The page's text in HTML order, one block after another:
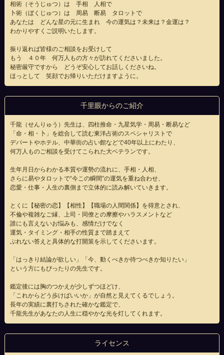
相術（そうじゅつ）は 手相 人相で
卜術（ぼくじゅつ）は 周易 断易 タロットで
あなたは どんな星の元に生まれ 今の運気は？未来は？金運は？
わかりやすくご説明いたします。
振り返れば皆様のご相談をお受けして
もう ４０年 何万人もの方々が訪れてくださいました。
秘密厳守ですから どうぞ安心してお話しくださいね。
ほっとして 笑顔でお帰りいただけますように。
千里眼からのご紹介
千龍（せんりゅう）先生は、四柱推命・九星気学・周易・断易など
「命・相・卜」を総合して読む東洋占術のスペシャリストで
デパートやホテル、中華街の占い館などで40年以上にわたり、
何万人ものご相談を受けてこられた大ベテランです。
生年月日からわかる本質や運勢の流れに、手相・人相、
さらに易やタロットで“今この瞬間”の運気を重ね合わせ、
恋愛・仕事・人生の裏側まで立体的に読み解いていきます。
とくに【秘密の恋】【相性】【職場の人間関係】を得意とされ、
不倫や複雑なご縁、上司・同僚との摩擦やハラスメントなど
誰にも言えないお悩みも、感情だけでなく
運気・タイミング・相手の性質まで踏まえて
ぶれない答えと具体的な打開策を示してくださいます。
「はっきり結論が欲しい」「今、動くべきか待つべきか知りたい」
という方にもぴったりの先生です。
鑑定後には胸のつかえが少しずつほどけ、
「これからどう歩けばいいか」が自然と見えてくるでしょう。
長年の実績に裏打ちされた確かな鑑定で、
千龍先生があなたの人生に穏やかな光を灯してくれます。
ライセンス